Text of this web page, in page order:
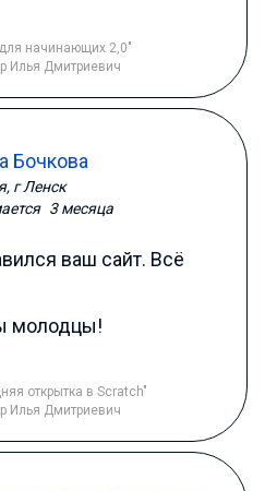
начинающих 2,0"
Илья Дмитриевич
Бочкова
г Ленск
3 месяца
ваш сайт. Всё
молодцы!
открытка в Scratch"
Илья Дмитриевич